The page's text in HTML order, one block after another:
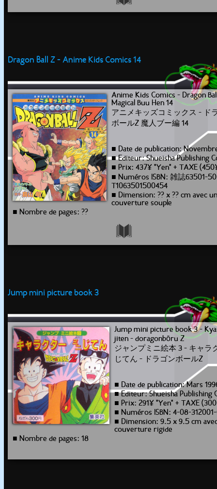
Dragon Ball Z - Anime Kids Comics 14
Anime Kids Comics - Dragon
Magical Buu Hen 14
アニメキッズコミックス - ド
ボールZ 魔人ブー編 14
■ Date de publication:
■ Editeur: Shueisha Publishing
■ Prix: 437¥ "Yen" + TAXE
■ Numéros ISBN: 雑誌63501-50
T1063501500454
■ Dimension: ?? x ?? cm avec
couverture souple
■ Nombre de pages: ??
Jump mini picture book 3
Jump mini picture book 3 -
jiten - doragonbōru Z
ジャンプミニ絵本 3 - キャラ
じてん - ドラゴンボールZ
■ Date de publication: Mars
■ Editeur: Shueisha Publishing
■ Prix: 291¥ "Yen" + TAXE
■ Numéros ISBN: 4-08-
■ Dimension: 9.5 x 9.5 cm
couverture rigide
■ Nombre de pages: 18